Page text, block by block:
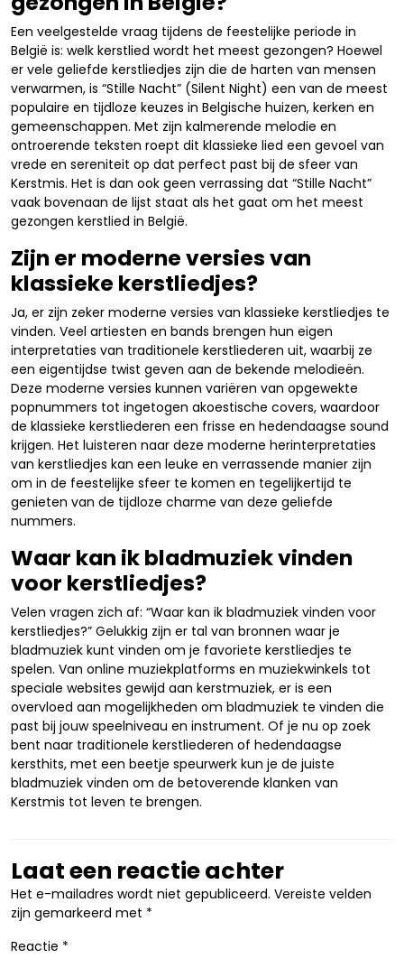
Een veelgestelde vraag tijdens de feestelijke periode in
België is: welk kerstlied wordt het meest gezongen? Hoewel
er vele geliefde kerstliedjes zijn die de harten van mensen
verwarmen, is “Stille Nacht” (Silent Night) een van de meest
populaire en tijdloze keuzes in Belgische huizen, kerken en
gemeenschappen. Met zijn kalmerende melodie en
ontroerende teksten roept dit klassieke lied een gevoel van
vrede en sereniteit op dat perfect past bij de sfeer van
Kerstmis. Het is dan ook geen verrassing dat “Stille Nacht”
vaak bovenaan de lijst staat als het gaat om het meest
gezongen kerstlied in België.
Zijn er moderne versies van
klassieke kerstliedjes?
Ja, er zijn zeker moderne versies van klassieke kerstliedjes te
vinden. Veel artiesten en bands brengen hun eigen
interpretaties van traditionele kerstliederen uit, waarbij ze
een eigentijdse twist geven aan de bekende melodieën.
Deze moderne versies kunnen variëren van opgewekte
popnummers tot ingetogen akoestische covers, waardoor
de klassieke kerstliederen een frisse en hedendaagse sound
krijgen. Het luisteren naar deze moderne herinterpretaties
van kerstliedjes kan een leuke en verrassende manier zijn
om in de feestelijke sfeer te komen en tegelijkertijd te
genieten van de tijdloze charme van deze geliefde
nummers.
Waar kan ik bladmuziek vinden
voor kerstliedjes?
Velen vragen zich af: “Waar kan ik bladmuziek vinden voor
kerstliedjes?” Gelukkig zijn er tal van bronnen waar je
bladmuziek kunt vinden om je favoriete kerstliedjes te
spelen. Van online muziekplatforms en muziekwinkels tot
speciale websites gewijd aan kerstmuziek, er is een
overvloed aan mogelijkheden om bladmuziek te vinden die
past bij jouw speelniveau en instrument. Of je nu op zoek
bent naar traditionele kerstliederen of hedendaagse
kersthits, met een beetje speurwerk kun je de juiste
bladmuziek vinden om de betoverende klanken van
Kerstmis tot leven te brengen.
Laat een reactie achter
Het e-mailadres wordt niet gepubliceerd. Vereiste velden
zijn gemarkeerd met *
Reactie *